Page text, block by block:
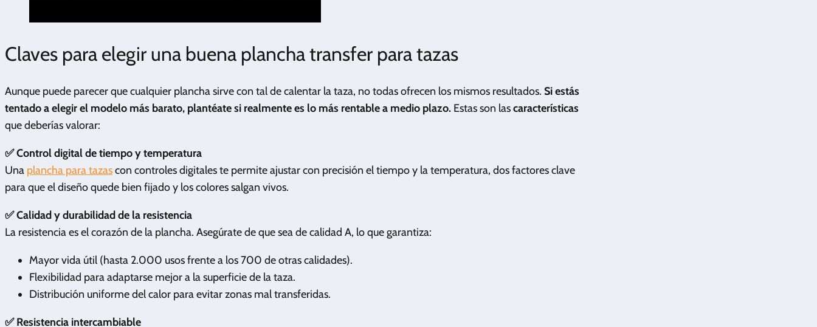
Claves para elegir una buena plancha transfer para tazas
Aunque puede parecer que cualquier plancha sirve con tal de calentar la taza, no todas ofrecen los mismos resultados. Si estás
tentado a elegir el modelo más barato, plantéate si realmente es lo más rentable a medio plazo. Estas son lascaracterísticas
que deberías valorar:
✅ Control digital de tiempo y temperatura
Una plancha para tazascon controles digitales te permite ajustar con precisión el tiempo y la temperatura, dos factores clave
para que el diseño quede bien fijado y los colores salgan vivos.
✅ Calidad y durabilidad de la resistencia
La resistencia es el corazón de la plancha. Asegúrate de que sea de calidad A, lo que garantiza:
Mayor vida útil (hasta 2.000 usos frente a los 700 de otras calidades).
Flexibilidad para adaptarse mejor a la superficie de la taza.
Distribución uniforme del calor para evitar zonas mal transferidas.
✅ Resistencia intercambiable